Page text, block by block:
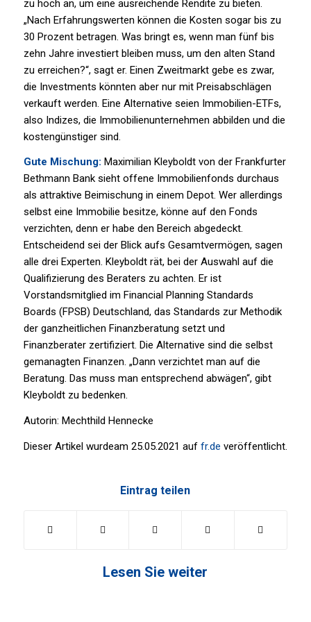
zu hoch an, um eine ausreichende Rendite zu bieten.
„Nach Erfahrungswerten können die Kosten sogar bis zu
30 Prozent betragen. Was bringt es, wenn man fünf bis
zehn Jahre investiert bleiben muss, um den alten Stand
zu erreichen?“, sagt er. Einen Zweitmarkt gebe es zwar,
die Investments könnten aber nur mit Preisabschlägen
verkauft werden. Eine Alternative seien Immobilien-ETFs,
also Indizes, die Immobilienunternehmen abbilden und die
kostengünstiger sind.
Gute Mischung: Maximilian Kleyboldt von der Frankfurter
Bethmann Bank sieht offene Immobilienfonds durchaus
als attraktive Beimischung in einem Depot. Wer allerdings
selbst eine Immobilie besitze, könne auf den Fonds
verzichten, denn er habe den Bereich abgedeckt.
Entscheidend sei der Blick aufs Gesamtvermögen, sagen
alle drei Experten. Kleyboldt rät, bei der Auswahl auf die
Qualifizierung des Beraters zu achten. Er ist
Vorstandsmitglied im Financial Planning Standards
Boards (FPSB) Deutschland, das Standards zur Methodik
der ganzheitlichen Finanzberatung setzt und
Finanzberater zertifiziert. Die Alternative sind die selbst
gemanagten Finanzen. „Dann verzichtet man auf die
Beratung. Das muss man entsprechend abwägen“, gibt
Kleyboldt zu bedenken.
Autorin: Mechthild Hennecke
Dieser Artikel wurdeam 25.05.2021 auf fr.de veröffentlicht.
Eintrag teilen
Lesen Sie weiter